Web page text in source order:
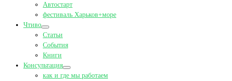
Автостарт
фестиваль Харьков+море
Чтиво
Статьи
События
Книги
Консультация
как и где мы работаем